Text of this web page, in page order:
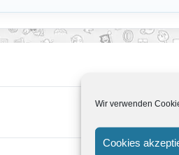
Wir verwenden
Cookies